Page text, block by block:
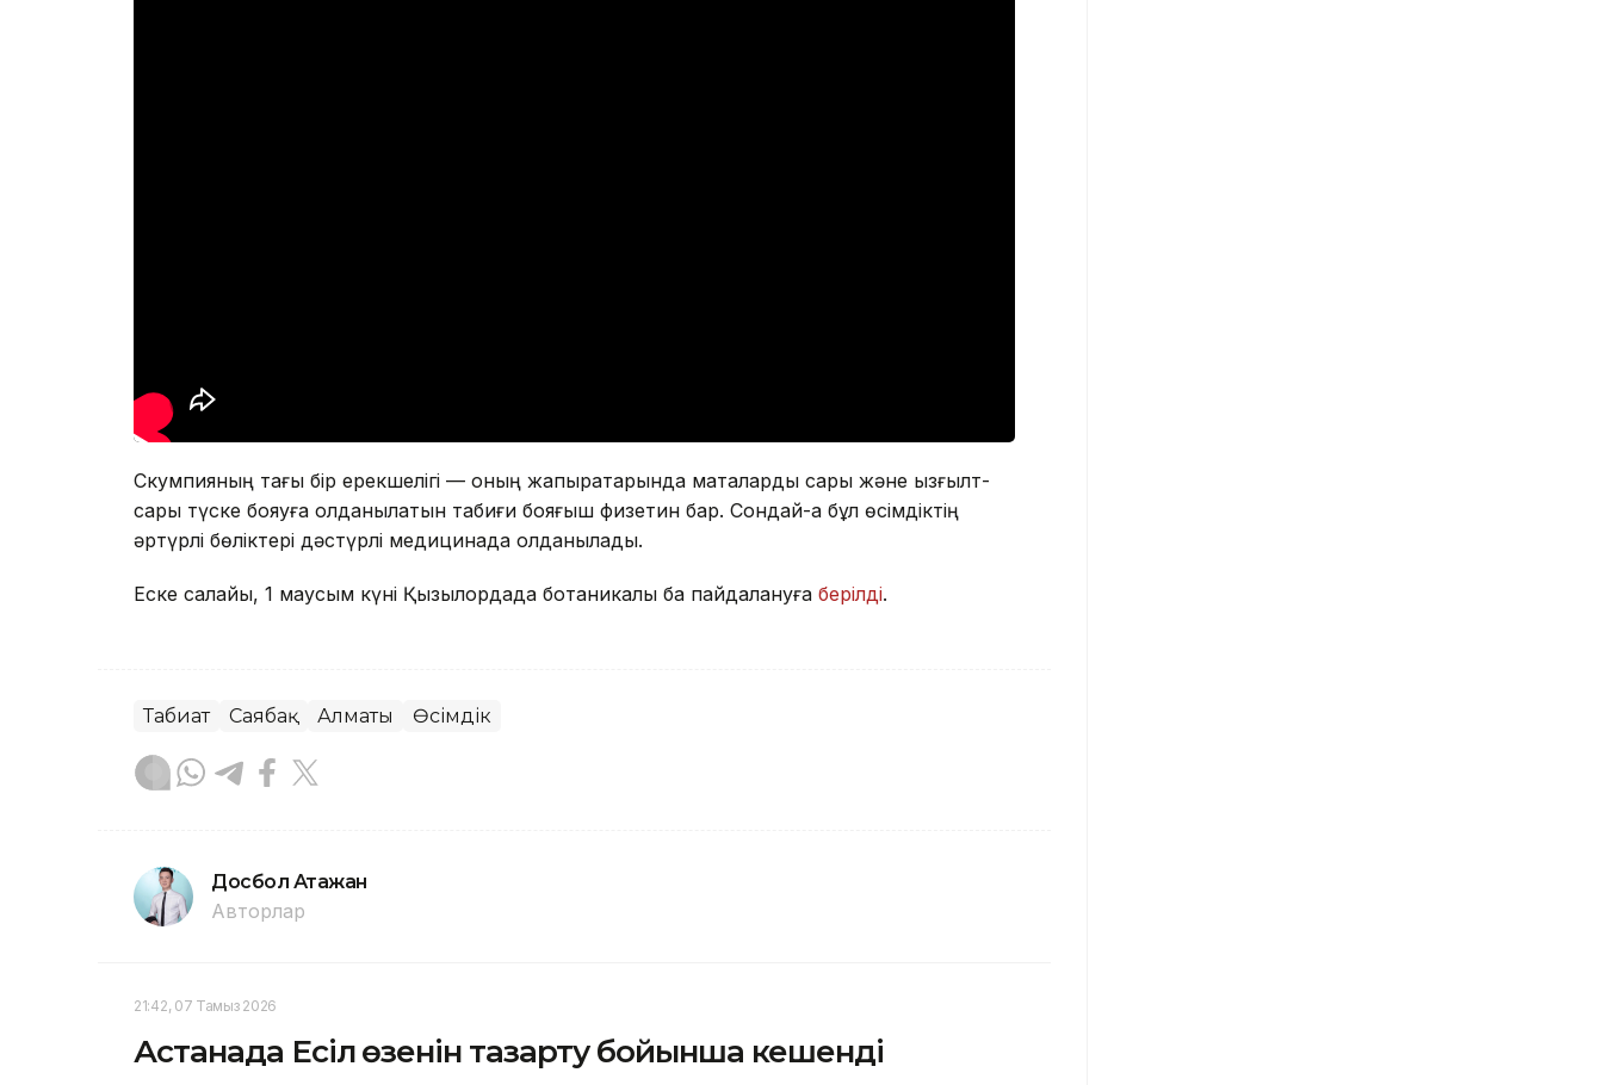
Скумпияның тағы бір ерекшелігі — оның жапырақтарында маталарды сары және қызғылт-
сары түске бояуға қолданылатын табиғи бояғыш физетин бар. Сондай-ақ бұл өсімдіктің
әртүрлі бөліктері дәстүрлі медицинада қолданылады.
Еске салайық, 1 маусым күні Қызылордада ботаникалық бақ пайдалануға берілді.
Табиғат Саябақ Алматы Өсімдік
Досбол Атажан
Авторлар
21:42, 07 Тамыз 2026
Астанада Есіл өзенін тазарту бойынша кешенді